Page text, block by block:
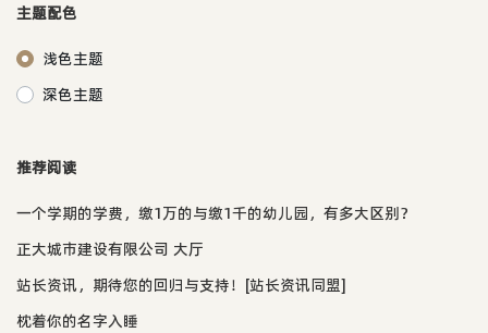
主题配色
浅色主题
深色主题
推荐阅读
一个学期的学费，缴1万的与缴1千的幼儿园，有多大区别？
正大城市建设有限公司 大厅
站长资讯，期待您的回归与支持！[站长资讯同盟]
枕着你的名字入睡